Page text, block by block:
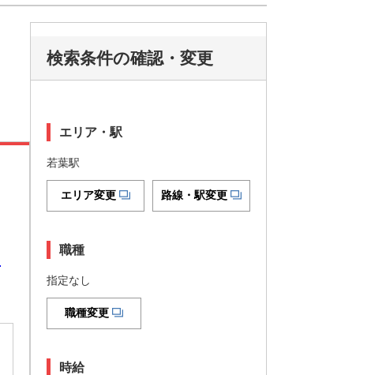
検索条件の確認・変更
エリア・駅
若葉駅
エリア変更 路線・駅変更
職種
指定なし
職種変更
時給